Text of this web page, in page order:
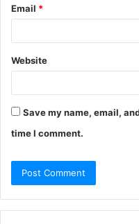
Email *
Website
Save my name, email,
time I comment.